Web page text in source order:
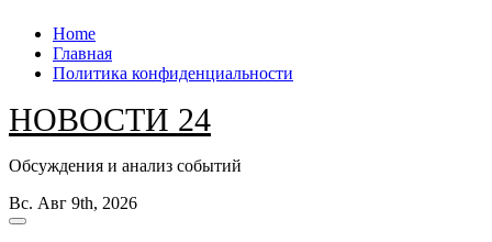
Перейти
содержанию
Home
Главная
Политика конфиденциальности
НОВОСТИ 24
Обсуждения и анализ событий
Вс. Авг 9th, 2026